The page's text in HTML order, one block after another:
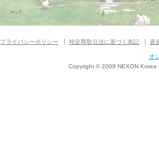
プライバシーポリシー 特定商取引法に基づく表記 資
オ
Copyright © 2009 NEXON Korea